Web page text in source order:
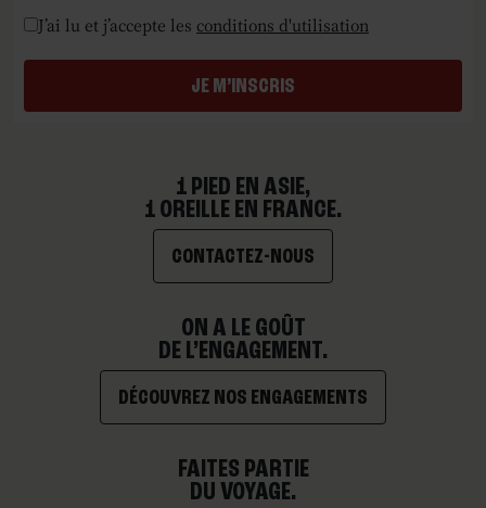
Checkboxes*
J’ai lu et j’accepte les conditions d'utilisation
JE M’INSCRIS
1 PIED EN ASIE,
1 OREILLE EN FRANCE.
CONTACTEZ-NOUS
ON A LE GOÛT
DE L’ENGAGEMENT.
DÉCOUVREZ NOS ENGAGEMENTS
FAITES PARTIE
DU VOYAGE.